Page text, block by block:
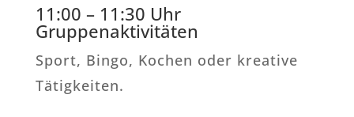
11:00 – 11:30 Uhr
Gruppenaktivitäten
Sport, Bingo, Kochen oder kreative
Tätigkeiten.